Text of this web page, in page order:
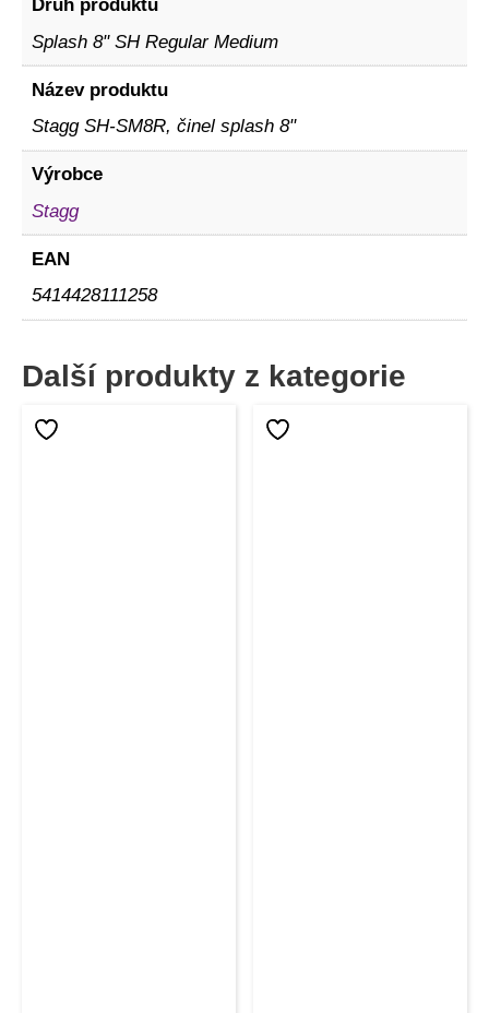
Druh produktu
Splash 8" SH Regular Medium
Název produktu
Stagg SH-SM8R, činel splash 8"
Výrobce
Stagg
EAN
5414428111258
Další produkty z kategorie